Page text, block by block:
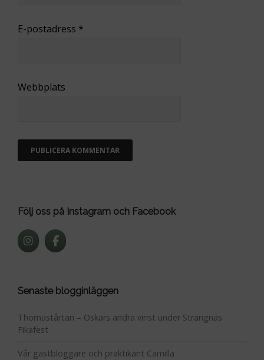
E-postadress *
Webbplats
Följ oss på Instagram och Facebook
Senaste blogginläggen
Thomastårtan – Oskars andra vinst under Strängnäs
Fikafest
Vår gästbloggare och praktikant Camilla